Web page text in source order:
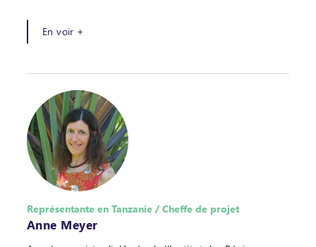
En voir +
Représentante en Tanzanie / Cheffe de projet
Anne Meyer